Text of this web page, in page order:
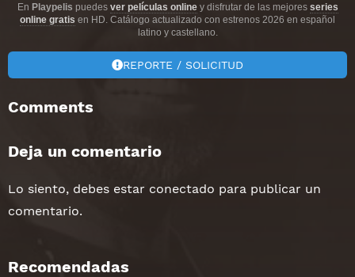
En Playpelis puedes ver películas onliney disfrutar de las mejores series
online gratis en HD. Catálogo actualizado con estrenos 2026 en español
latino y castellano.
REPORTE / SOLICITUD
Comments
Deja un comentario
Lo siento, debes estar conectado para publicar un
comentario.
Recomendadas